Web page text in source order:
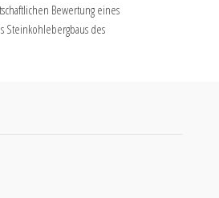
Bewertung eines
Steinkohlebergbaus des